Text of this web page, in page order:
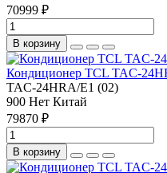
70999 ₽
В корзину
Кондиционер TCL TAC-
TAC-24HRA/E1 (02)
900 Нет Китай
79870 ₽
В корзину